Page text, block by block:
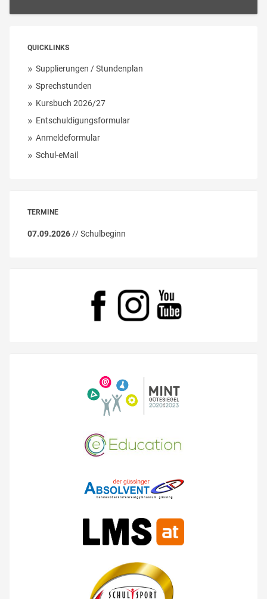
QUICKLINKS
Supplierungen / Stundenplan
Sprechstunden
Kursbuch 2026/27
Entschuldigungsformular
Anmeldeformular
Schul-eMail
TERMINE
07.09.2026 // Schulbeginn